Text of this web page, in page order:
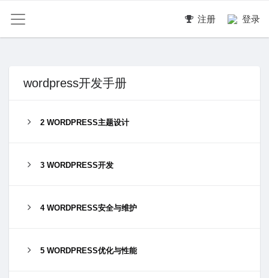
注册 登录
wordpress开发手册
2 WORDPRESS主题设计
3 WORDPRESS开发
4 WORDPRESS安全与维护
5 WORDPRESS优化与性能